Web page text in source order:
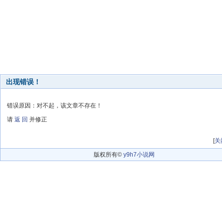
出现错误！
错误原因：对不起，该文章不存在！
请 返 回 并修正
[关
版权所有© y9h7小说网